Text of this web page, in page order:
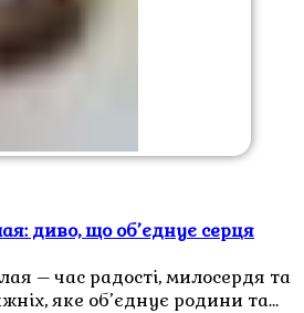
диво, що об’єднує серця
– час радості, милосердя та
яке об’єднує родини та…